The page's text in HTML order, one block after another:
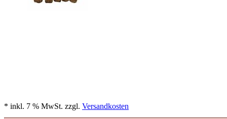
* inkl. 7 % MwSt. zzgl. Versandkosten